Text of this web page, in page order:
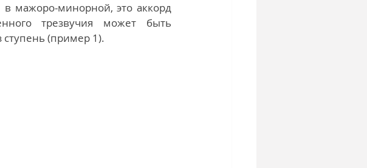
мажоро-минорной, это аккорд
трезвучия может быть
ступень (пример 1).